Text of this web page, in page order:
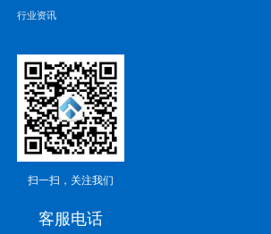
行业资讯
扫一扫，关注我们
客服电话